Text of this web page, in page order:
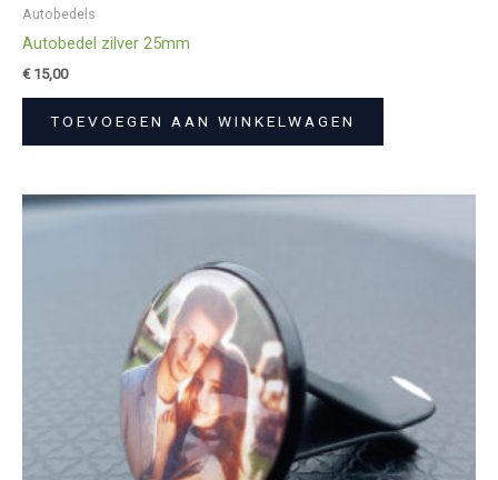
Autobedels
Autobedel zilver 25mm
€15,00
TOEVOEGEN AAN WINKELWAGEN